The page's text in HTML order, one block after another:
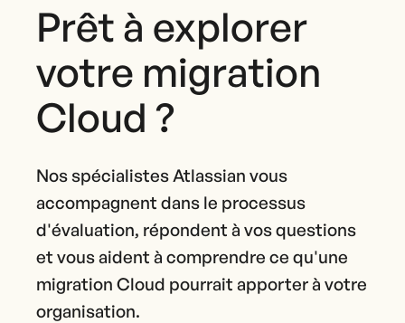
Prêt à explorer
votre migration
Cloud ?
Nos spécialistes Atlassian vous
accompagnent dans le processus
d'évaluation, répondent à vos questions
et vous aident à comprendre ce qu'une
migration Cloud pourrait apporter à votre
organisation.